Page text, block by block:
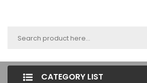
CATEGORY LIST